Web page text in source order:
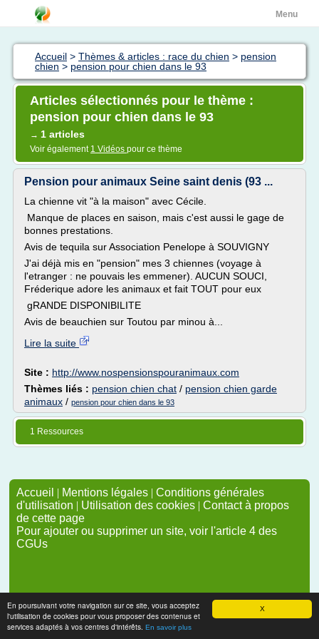
X
En poursuivant votre navigation sur ce site, vous acceptez
l'utilisation de cookies pour vous proposer des contenus et
services adaptés à vos centres d'intérêts. En savoir plus
Menu
Accueil > Thèmes & articles : race du chien > pension
chien > pension pour chien dans le 93
Articles sélectionnés pour le thème :
pension pour chien dans le 93
→ 1 articles
Voir également 1 Vidéos pour ce thème
Pension pour animaux Seine saint denis (93 ...
La chienne vit "à la maison" avec Cécile.
Manque de places en saison, mais c'est aussi le gage de
bonnes prestations.
Avis de tequila sur Association Penelope à SOUVIGNY
J'ai déjà mis en "pension" mes 3 chiennes (voyage à
l'etranger : ne pouvais les emmener). AUCUN SOUCI,
Fréderique adore les animaux et fait TOUT pour eux
gRANDE DISPONIBILITE
Avis de beauchien sur Toutou par minou à...
Lire la suite
Site : http://www.nospensionspouranimaux.com
Thèmes liés : pension chien chat / pension chien garde
animaux / pension pour chien dans le 93
1 Ressources
Accueil | Mentions légales | Conditions générales
d'utilisation | Utilisation des cookies | Contact à propos
de cette page
Pour ajouter ou supprimer un site, voir l'article 4 des
CGUs